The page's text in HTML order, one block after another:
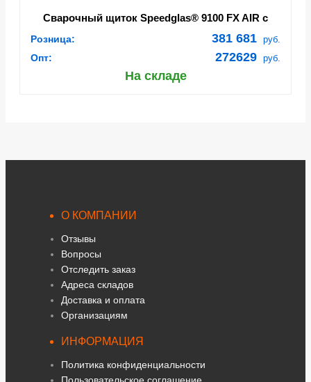
Сварочный щиток Speedglas® 9100 FX AIR с
Розница: 381 681 руб.
Опт: 272629 руб.
На складе
О КОМПАНИИ
Отзывы
Вопросы
Отследить заказ
Адреса складов
Доставка и оплата
Организациям
ИНФОРМАЦИЯ
Политика конфиденциальности